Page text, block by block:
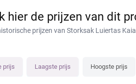
hier de prijzen van dit
prijzen van Storksak Luiertas
prijs Laagste prijs Hoogste prijs